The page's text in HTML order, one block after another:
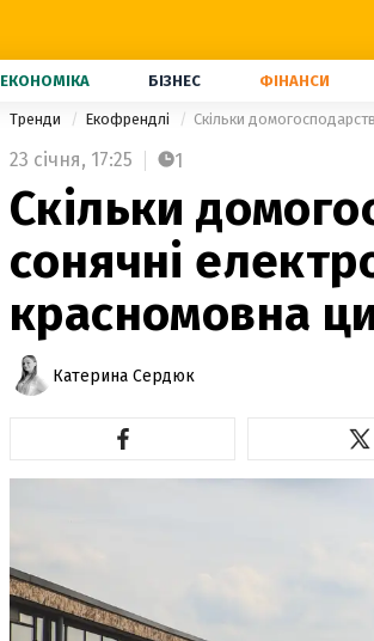
ЕКОНОМІКА БІЗНЕС ФІНАНСИ
Тренди Екофрендлі Скільки
23 січня, 17:25 1
Скільки
сонячні
красномовна
Катерина Сердюк